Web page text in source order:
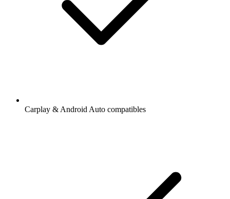
Carplay & Android Auto compatibles